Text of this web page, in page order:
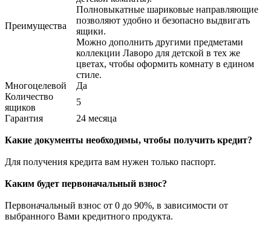
Преимущества
Полновыкатные шариковые направляющие
позволяют удобно и безопасно выдвигать
ящики.
Можно дополнить другими предметами
коллекции Лаворо для детской в тех же
цветах, чтобы оформить комнату в едином
стиле.
Многоцелевой
Да
Количество
ящиков
5
Гарантия
24 месяца
Какие документы необходимы, чтобы получить кредит?
Для получения кредита вам нужен только паспорт.
Каким будет первоначальный взнос?
Первоначальный взнос от 0 до 90%, в зависимости от
выбранного Вами кредитного продукта.